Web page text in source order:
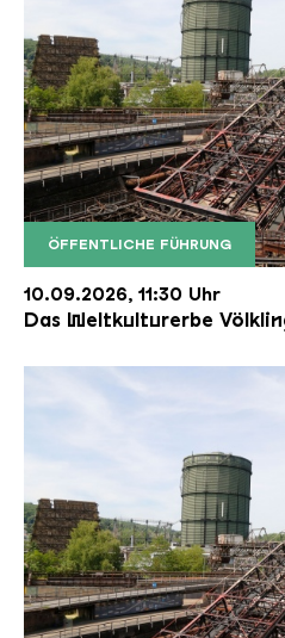
ÖFFENTLICHE FÜHRUNG
Der Erzschrägaufzug
Copyright:
10.09.2026, 11:30 Uhr
Das Weltkulturerbe